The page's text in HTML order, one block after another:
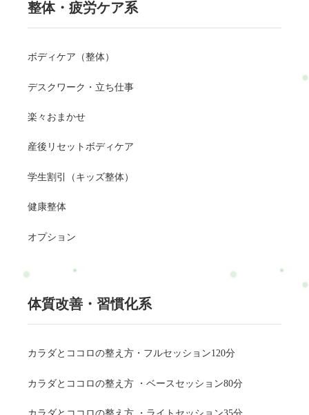
整体・疲労ケア系
ボディケア（整体）
デスクワーク・立ち仕事
楽々おまかせ
産後リセットボディケア
学生割引（キッズ整体）
健康整体
オプション
体質改善・習慣化系
カラダとココロの整え方・フルセッション120分
カラダとココロの整え方 ・ベースセッション80分